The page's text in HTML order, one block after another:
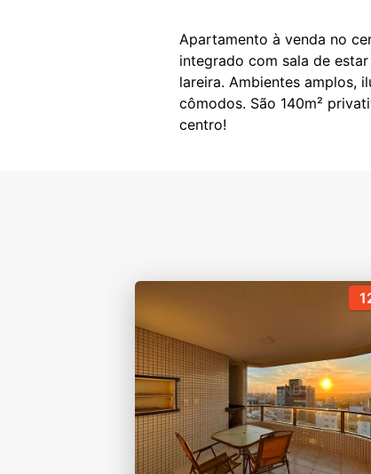
Apartamento à venda no
integrado com sala de
lareira. Ambientes amplos,
cômodos. São 140m²